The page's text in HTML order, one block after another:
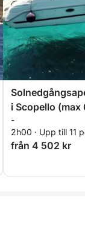
i Scopello (max
-
2h00 · Upp till 11
från 4 502 kr